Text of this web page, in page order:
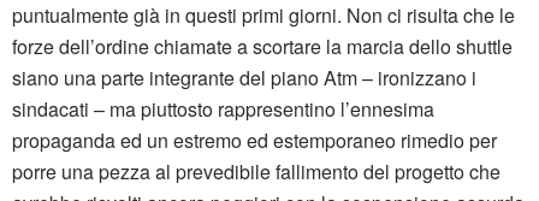
puntualmente già in questi primi giorni. Non ci risulta che le
forze dell’ordine chiamate a scortare la marcia dello shuttle
siano una parte integrante del piano Atm – ironizzano i
sindacati – ma piuttosto rappresentino l’ennesima
propaganda ed un estremo ed estemporaneo rimedio per
porre una pezza al prevedibile fallimento del progetto che